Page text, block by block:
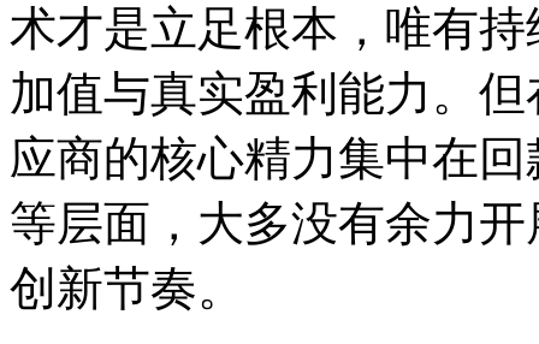
术才是立足根本，唯有
加值与真实盈利能力。
应商的核心精力集中在
等层面，大多没有余力
创新节奏。